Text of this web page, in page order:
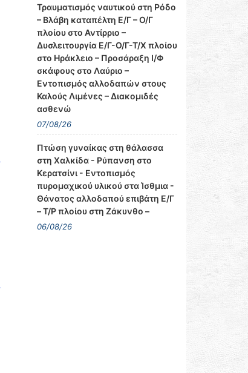
Τραυματισμός ναυτικού στη Ρόδο
– Βλάβη καταπέλτη Ε/Γ – Ο/Γ
πλοίου στο Αντίρριο –
Δυσλειτουργία Ε/Γ-Ο/Γ-Τ/Χ πλοίου
στο Ηράκλειο – Προσάραξη Ι/Φ
σκάφους στο Λαύριο –
Εντοπισμός αλλοδαπών στους
Καλούς Λιμένες – Διακομιδές
ασθενώ
07/08/26
Πτώση γυναίκας στη θάλασσα
στη Χαλκίδα - Ρύπανση στο
Κερατσίνι - Εντοπισμός
πυρομαχικού υλικού στα Ίσθμια -
Θάνατος αλλοδαπού επιβάτη Ε/Γ
– Τ/Ρ πλοίου στη Ζάκυνθο –
06/08/26